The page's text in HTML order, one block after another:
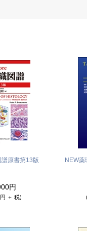
譜原書第13版
円
＋ 税)
NEW薬